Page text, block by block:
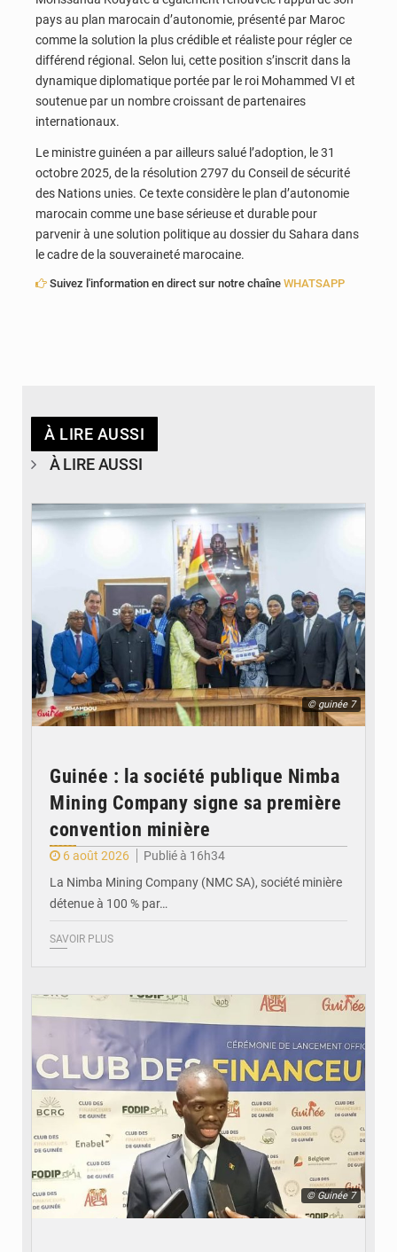
pays au plan marocain d’autonomie, présenté par Maroc
comme la solution la plus crédible et réaliste pour régler ce
différend régional. Selon lui, cette position s’inscrit dans la
dynamique diplomatique portée par le roi Mohammed VI et
soutenue par un nombre croissant de partenaires
internationaux.
Le ministre guinéen a par ailleurs salué l’adoption, le 31
octobre 2025, de la résolution 2797 du Conseil de sécurité
des Nations unies. Ce texte considère le plan d’autonomie
marocain comme une base sérieuse et durable pour
parvenir à une solution politique au dossier du Sahara dans
le cadre de la souveraineté marocaine.
Suivez l'information en direct sur notre chaîne WHATSAPP
À LIRE AUSSI
À LIRE AUSSI
© guinée 7
Guinée : la société publique Nimba
Mining Company signe sa première
convention minière
6 août 2026
Publié à 16h34
La Nimba Mining Company (NMC SA), société minière
détenue à 100 % par…
SAVOIR PLUS
© Guinée 7